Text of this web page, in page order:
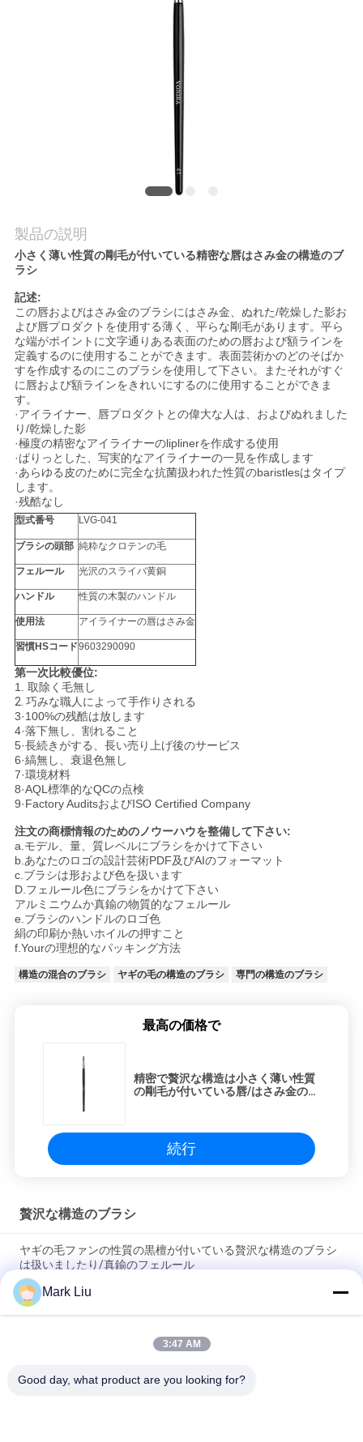
POLICY
製品の説明
小さく薄い性質の剛毛が付いている精密な唇はさみ金の構造のブ
ラシ
記述:
この唇およびはさみ金のブラシにはさみ金、ぬれた/乾燥した影お
よび唇プロダクトを使用する薄く、平らな剛毛があります。平ら
な端がポイントに文字通りある表面のための唇および額ラインを
定義するのに使用することができます。表面芸術かのどのそばか
すを作成するのにこのブラシを使用して下さい。またそれがすぐ
に唇および額ラインをきれいにするのに使用することができま
す。
·アイライナー、唇プロダクトとの偉大な人は、およびぬれました
り/乾燥した影
·極度の精密なアイライナーのliplinerを作成する使用
·ぱりっとした、写実的なアイライナーの一見を作成します
·あらゆる皮のために完全な抗菌扱われた性質のbaristlesはタイプ
します。
·残酷なし
型式番号 LVG-041
ブラシの頭部 純粋なクロテンの毛
フェルール 光沢のスライバ黄銅
ハンドル 性質の木製のハンドル
使用法 アイライナーの唇はさみ金
習慣HSコード9603290090
第一次比較優位:
1. 取除く毛無し
2. 巧みな職人によって手作りされる
3·100%の残酷は放します
4·落下無し、割れること
5·長続きがする、長い売り上げ後のサービス
6·縞無し、衰退色無し
7·環境材料
8·AQL標準的なQCの点検
9·Factory AuditsおよびISO Certified Company
注文の商標情報のためのノウーハウを整備して下さい:
a.モデル、量、質レベルにブラシをかけて下さい
b.あなたのロゴの設計芸術PDF及びAIのフォーマット
c.ブラシは形および色を扱います
D.フェルール色にブラシをかけて下さい
アルミニウムか真鍮の物質的なフェルール
e.ブラシのハンドルのロゴ色
絹の印刷か熱いホイルの押すこと
f.Yourの理想的なパッキング方法
構造の混合のブラシ ヤギの毛の構造のブラシ 専門の構造のブラシ
最高の価格で
精密で贅沢な構造は小さく薄い性質
の剛毛が付いている唇/はさみ金の構
続行
贅沢な構造のブラシ
ヤギの毛ファンの性質の黒檀が付いている贅沢な構造のブラシ
は扱いましたり/真鍮のフェルール
柔らかく、密な焦茶XGFのヤギの毛を驚かせることの贅沢な斜
めの粉の構造のブラシ
超デラックスな性質のクロテンの毛を搭載する贅沢な芸術家の
Mark Liu
3:47 AM
Good day, what product are you looking for?